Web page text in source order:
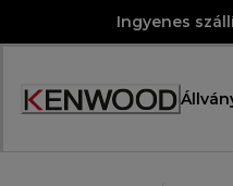
Ingyenes
Accessibility